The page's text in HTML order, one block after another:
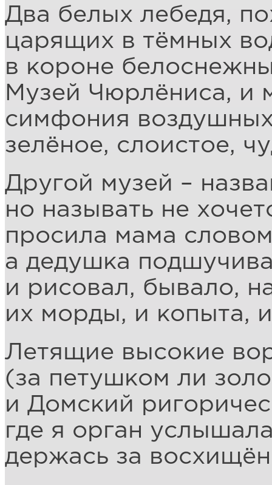
Два белых лебедя,
царящих в тёмных
в короне
Музей Чюрлёниса, и
симфония
зелёное, слоистое,
Другой музей –
но называть не
просила мама
а дедушка
и рисовал, бывало,
их морды, и копыта,
Летящие высокие
(за петушком ли
и Домский
где я орган
держась за